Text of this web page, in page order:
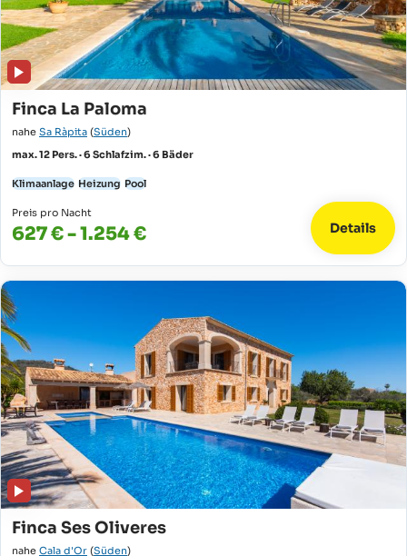
Finca La Paloma
nahe Sa Ràpita (Süden)
max. 12 Pers. · 6 Schlafzim. · 6 Bäder
Klimaanlage Heizung Pool
Preis pro Nacht
627 € - 1.254 € Details
Finca Ses Oliveres
nahe Cala d'Or (Süden)